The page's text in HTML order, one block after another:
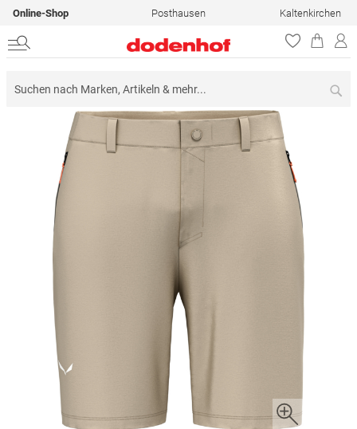
Online-Shop Posthausen Kaltenkirchen
Bildergalerie
springen